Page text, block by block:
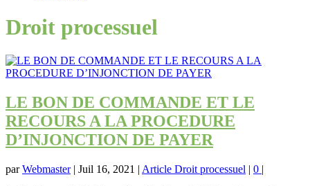
Droit processuel
LE BON DE COMMANDE ET LE
RECOURS A LA PROCEDURE
D’INJONCTION DE PAYER
parWebmaster| Juil 16, 2021 | Article Droit processuel | 0 |